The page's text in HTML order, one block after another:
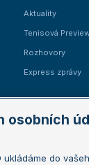
Aktuality
Tenisová
Rozhovory
Express zprávy
Australian Open
osobních
ukládáme do